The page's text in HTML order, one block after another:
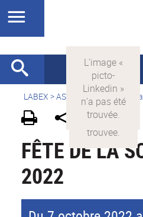
LABEX >ASLAN > Version
FÊTE DE LA
2022